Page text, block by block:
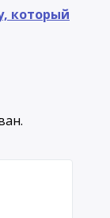
который